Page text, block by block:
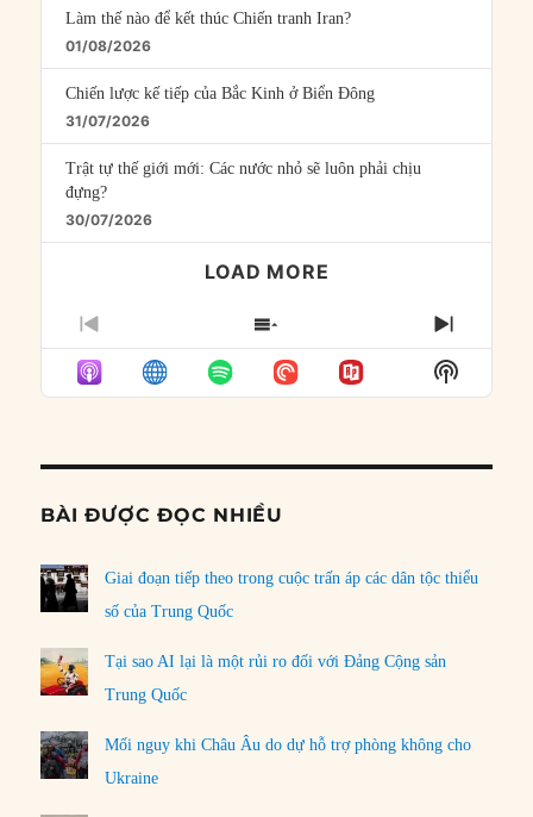
Làm thế nào để kết thúc Chiến tranh Iran?
01/08/2026
Chiến lược kế tiếp của Bắc Kinh ở Biển Đông
31/07/2026
Trật tự thế giới mới: Các nước nhỏ sẽ luôn phải chịu
đựng?
30/07/2026
LOAD MORE
PREVIOUS
EPISODE
SHOW
EPISODES
LIST
NEXT
Show
Podcast
BÀI ĐƯỢC ĐỌC NHIỀU
Giai đoạn tiếp theo trong cuộc trấn áp các dân tộc thiểu
số của Trung Quốc
Tại sao AI lại là một rủi ro đối với Đảng Cộng sản
Trung Quốc
Mối nguy khi Châu Âu do dự hỗ trợ phòng không cho
Ukraine